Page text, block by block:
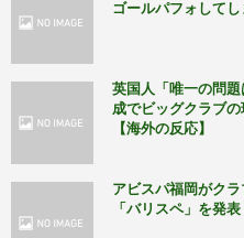
ゴールパフォして
英国人「唯一の問
成でビッグクラブの
【海外の反応】
アビスパ福岡がク
「バリスペ」を発